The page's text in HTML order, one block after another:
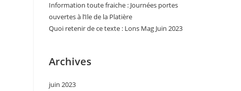
Information toute fraiche : Journées portes
ouvertes à l’Ile de la Platière
Quoi retenir de ce texte : Lons Mag Juin 2023
Archives
juin 2023